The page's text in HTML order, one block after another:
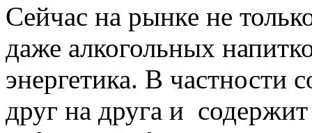
Сейчас на рынке не
даже алкогольных
энергетика. В частности
друг на друга и